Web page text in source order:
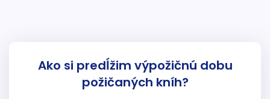
Ako si predĺžim výpožičnú dobu
požičaných kníh?